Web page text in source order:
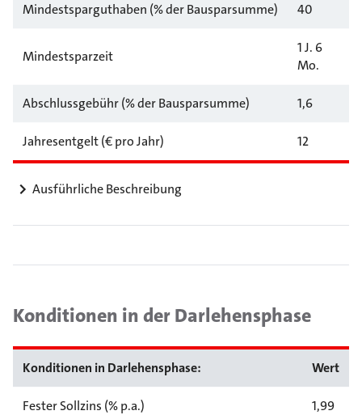
Mindestsparguthaben (% der Bausparsumme) 40
Mindestsparzeit
1 J. 6
Mo.
Abschlussgebühr (% der Bausparsumme) 1,6
Jahresentgelt (€ pro Jahr) 12
Ausführliche Beschreibung
Konditionen in der Darlehensphase
Konditionen in Darlehensphase: Wert
Fester Sollzins (% p.a.) 1,99